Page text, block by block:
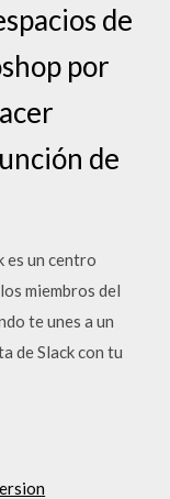
de
por
de
es un centro
miembros del
te unes a un
de Slack con tu